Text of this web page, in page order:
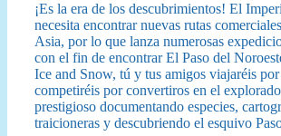
¡Es la era de los descubrimientos! El
necesita encontrar nuevas rutas
Asia, por lo que lanza numerosas
con el fin de encontrar El Paso del
Ice and Snow, tú y tus amigos viajaréis
competiréis por convertiros en el
prestigioso documentando especies,
traicioneras y descubriendo el esquivo